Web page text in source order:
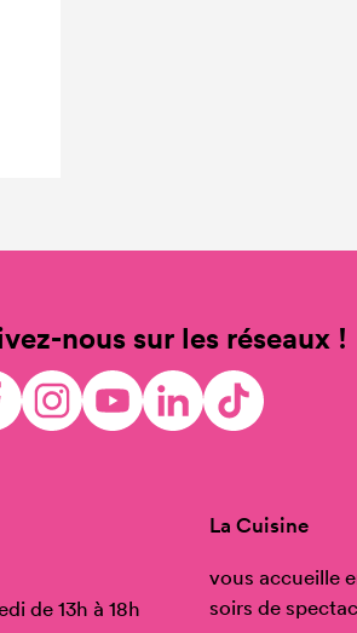
nous sur les réseaux !
de 13h à 18h
La Cuisine
vous accueille
soirs de